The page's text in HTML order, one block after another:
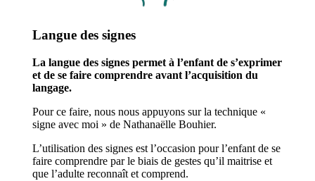
Langue des signes
La langue des signes permet à l’enfant de s’exprimer
et de se faire comprendre avant l’acquisition du
langage.
Pour ce faire, nous nous appuyons sur la technique «
signe avec moi » de Nathanaëlle Bouhier.
L’utilisation des signes est l’occasion pour l’enfant de se
faire comprendre par le biais de gestes qu’il maitrise et
que l’adulte reconnaît et comprend.